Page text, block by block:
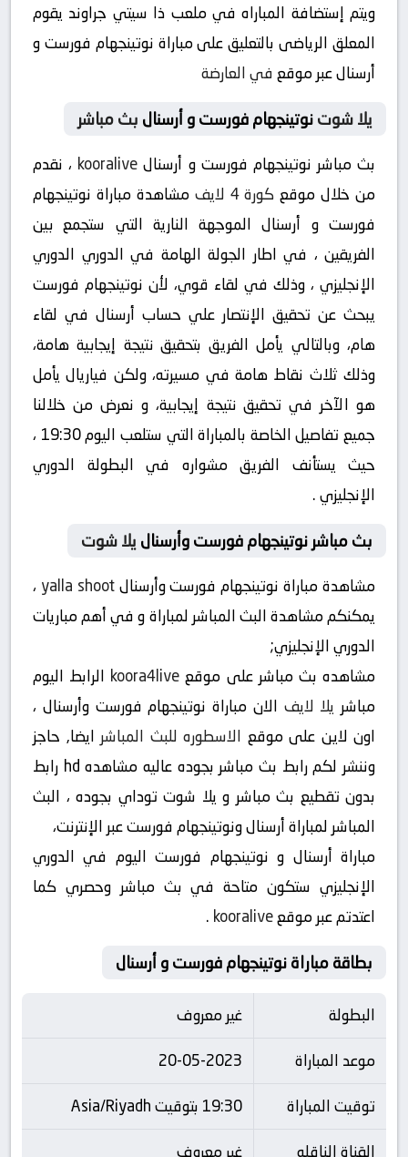
ويتم إستضافة المباراه في ملعب ذا سيتي جراوند يقوم
المعلق الرياضى بالتعليق على مباراة نوتينجهام فورست و
أرسنال عبر موقعفي العارضة
يلا شوتنوتينجهام فورست و أرسنال بث مباشر
بث مباشر نوتينجهام فورست و أرسنال kooralive ، نقدم
من خلال موقع كورة 4 لايف
مشاهدة مباراة نوتينجهام
فورست و أرسنال الموجهة النارية التي ستجمع بين
الفريقين ، في اطار الجولة الهامة في الدوري الدوري
الإنجليزي ، وذلك في لقاء قوي، لأن نوتينجهام فورست
يبحث عن تحقيق الإنتصار علي حساب أرسنال في لقاء
هام، وبالتالي يأمل الفريق بتحقيق نتيجة إيجابية هامة،
وذلك ثلاث نقاط هامة في مسيرته، ولكن فياريال يأمل
هو الآخر في تحقيق نتيجة إيجابية، و نعرض من خلالنا
جميع تفاصيل الخاصة بالمباراة التي ستلعب اليوم 19:30 ،
حيث يستأنف الفريق مشواره في البطولة الدوري
الإنجليزي .
بث مباشر نوتينجهام فورست وأرسنال يلا شوت
مشاهدة مباراة نوتينجهام فورست وأرسنالyalla shoot ،
يمكنكم مشاهدة البث المباشر لمباراة و في أهم مباريات
الدوري الإنجليزي;
مشاهده بث مباشر على موقع koora4live الرابط اليوم
مباشر يلا لايف الان مباراة نوتينجهام فورست وأرسنال ،
اون لاين على موقع الاسطوره للبث المباشر ايضا, حاجز
وننشر لكم رابط بث مباشر بجوده عاليه مشاهده hd رابط
بدون تقطيع بث مباشر و يلا شوت توداي بجوده ، البث
المباشر لمباراة أرسنال ونوتينجهام فورست عبر الإنترنت،
مباراة أرسنال و نوتينجهام فورست اليوم في الدوري
الإنجليزي ستكون متاحة في بث مباشر وحصري كما
اعتدتم عبر موقعkooralive
.
بطاقة مباراة نوتينجهام فورست و أرسنال
البطولة
غير معروف
موعد المباراة
20-05-2023
توقيت المباراة
19:30 بتوقيت Asia/Riyadh
القناة الناقله
غير معروف